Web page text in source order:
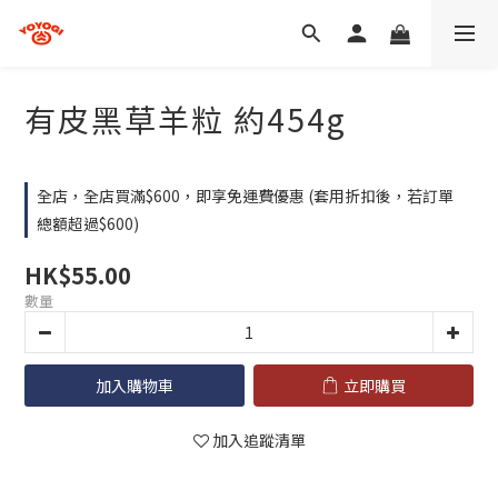
有皮黑草羊粒 約454g
全店，全店買滿$600，即享免運費優惠 (套用折扣後，若訂單
總額超過$600)
HK$55.00
數量
加入購物車 立即購買
加入追蹤清單